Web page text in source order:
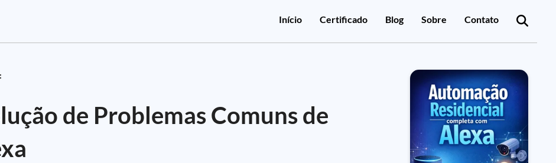
Início Certificado Blog Sobre Contato
de Problemas Comuns de